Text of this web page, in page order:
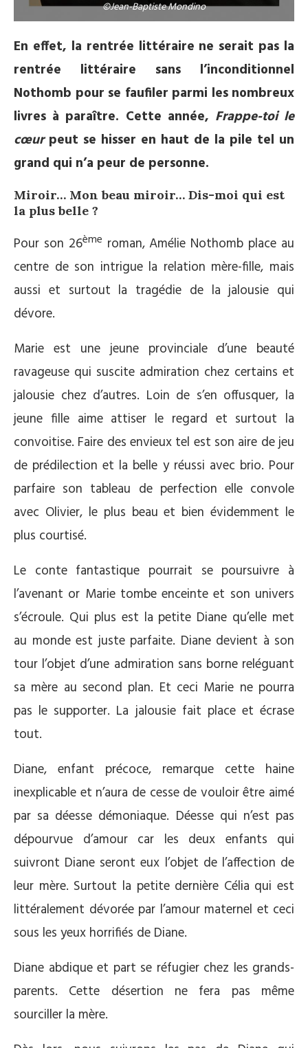
©Jean-Baptiste Mondino
En effet, la rentrée littéraire ne serait pas la
rentrée littéraire sans l’inconditionnel
Nothomb pour se faufiler parmi les nombreux
livres à paraître. Cette année, Frappe-toi le
cœurpeut se hisser en haut de la pile tel un
grand qui n’a peur de personne.
Miroir… Mon beau miroir… Dis-moi qui est
la plus belle ?
Pour son 26ème roman, Amélie Nothomb place au
centre de son intrigue la relation mère-fille, mais
aussi et surtout la tragédie de la jalousie qui
dévore.
Marie est une jeune provinciale d’une beauté
ravageuse qui suscite admiration chez certains et
jalousie chez d’autres. Loin de s’en offusquer, la
jeune fille aime attiser le regard et surtout la
convoitise. Faire des envieux tel est son aire de jeu
de prédilection et la belle y réussi avec brio. Pour
parfaire son tableau de perfection elle convole
avec Olivier, le plus beau et bien évidemment le
plus courtisé.
Le conte fantastique pourrait se poursuivre à
l’avenant or Marie tombe enceinte et son univers
s’écroule. Qui plus est la petite Diane qu’elle met
au monde est juste parfaite. Diane devient à son
tour l’objet d’une admiration sans borne reléguant
sa mère au second plan. Et ceci Marie ne pourra
pas le supporter. La jalousie fait place et écrase
tout.
Diane, enfant précoce, remarque cette haine
inexplicable et n’aura de cesse de vouloir être aimé
par sa déesse démoniaque. Déesse qui n’est pas
dépourvue d’amour car les deux enfants qui
suivront Diane seront eux l’objet de l’affection de
leur mère. Surtout la petite dernière Célia qui est
littéralement dévorée par l’amour maternel et ceci
sous les yeux horrifiés de Diane.
Diane abdique et part se réfugier chez les grands-
parents. Cette désertion ne fera pas même
sourciller la mère.